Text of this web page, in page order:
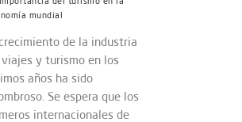
mundial
de la industria
y turismo en los
años ha sido
Se espera que los
internacionales de